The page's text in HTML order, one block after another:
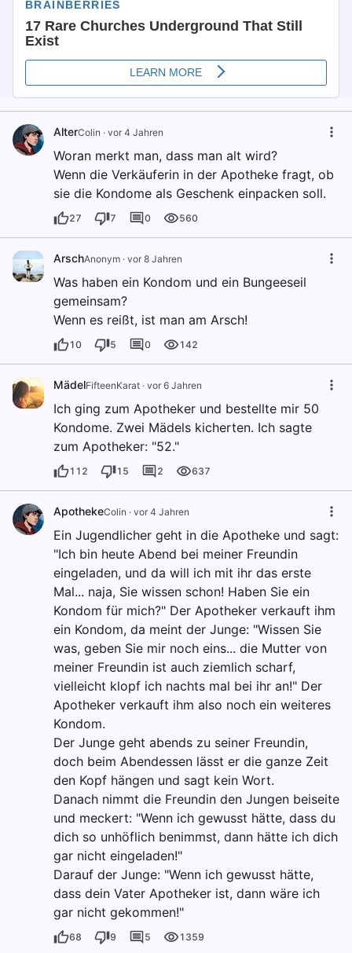
AlterColin · vor 4 Jahren
Woran merkt man, dass man alt wird?
Wenn die Verkäuferin in der Apotheke fragt, ob
sie die Kondome als Geschenk einpacken soll.
27 7 0 560
ArschAnonym · vor 8 Jahren
Was haben ein Kondom und ein Bungeeseil
gemeinsam?
Wenn es reißt, ist man am Arsch!
10 5 0 142
MädelFifteenKarat · vor 6 Jahren
Ich ging zum Apotheker und bestellte mir 50
Kondome. Zwei Mädels kicherten. Ich sagte
zum Apotheker: "52."
112 15 2 637
ApothekeColin · vor 4 Jahren
Ein Jugendlicher geht in die Apotheke und sagt:
"Ich bin heute Abend bei meiner Freundin
eingeladen, und da will ich mit ihr das erste
Mal... naja, Sie wissen schon! Haben Sie ein
Kondom für mich?" Der Apotheker verkauft ihm
ein Kondom, da meint der Junge: "Wissen Sie
was, geben Sie mir noch eins... die Mutter von
meiner Freundin ist auch ziemlich scharf,
vielleicht klopf ich nachts mal bei ihr an!" Der
Apotheker verkauft ihm also noch ein weiteres
Kondom.
Der Junge geht abends zu seiner Freundin,
doch beim Abendessen lässt er die ganze Zeit
den Kopf hängen und sagt kein Wort.
Danach nimmt die Freundin den Jungen beiseite
und meckert: "Wenn ich gewusst hätte, dass du
dich so unhöflich benimmst, dann hätte ich dich
gar nicht eingeladen!"
Darauf der Junge: "Wenn ich gewusst hätte,
dass dein Vater Apotheker ist, dann wäre ich
gar nicht gekommen!"
68 9 5 1359